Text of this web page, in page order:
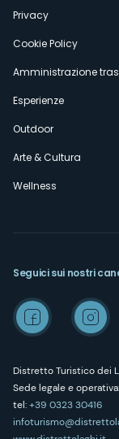
Privacy
Cookie Policy
Amministrazione
Esperienze
Outdoor
Arte & Cultura
Wellness
Distretto Turistico dei
Sede legale e
tel:+39 0323 30416
Seguici sui nostri